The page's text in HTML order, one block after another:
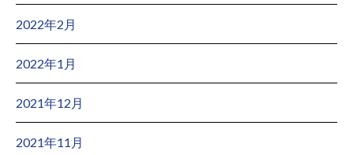
2022年2月
2022年1月
2021年12月
2021年11月